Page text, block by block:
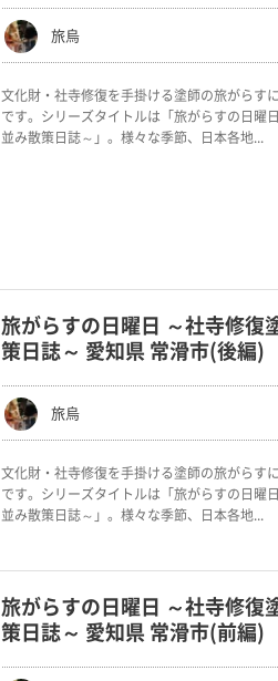
旅烏
文化財・社寺修復を手掛ける塗師の旅がらす
です。シリーズタイトルは「旅がらすの日曜
並み散策日誌～」。様々な季節、日本各地...
旅がらすの日曜日 ～社寺修復
策日誌～ 愛知県 常滑市(後編)
旅烏
文化財・社寺修復を手掛ける塗師の旅がらす
です。シリーズタイトルは「旅がらすの日曜
並み散策日誌～」。様々な季節、日本各地...
旅がらすの日曜日 ～社寺修復
策日誌～ 愛知県 常滑市(前編)